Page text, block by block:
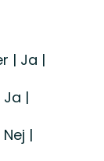
| Ja |
|
|